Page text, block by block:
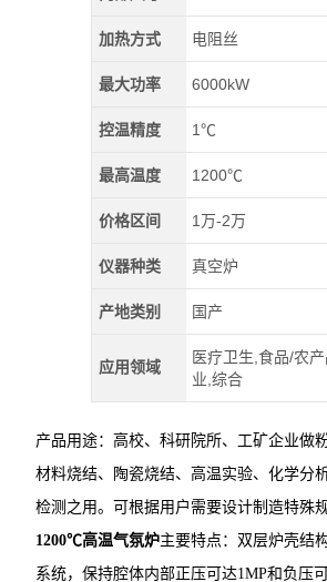
加热方式 电阻丝
最大功率 6000kW
控温精度 1℃
最高温度 1200℃
价格区间 1万-2万
仪器种类 真空炉
产地类别 国产
应用领域
医疗卫生,食品/农
业,综合
产品用途：高校、科研院所、工矿企业做
材料烧结、陶瓷烧结、高温实验、化学分
检测之用。可根据用户需要设计制造特殊
1200℃高温气氛炉主要特点：双层炉壳结
系统，保持腔体内部正压可达1MP和负压